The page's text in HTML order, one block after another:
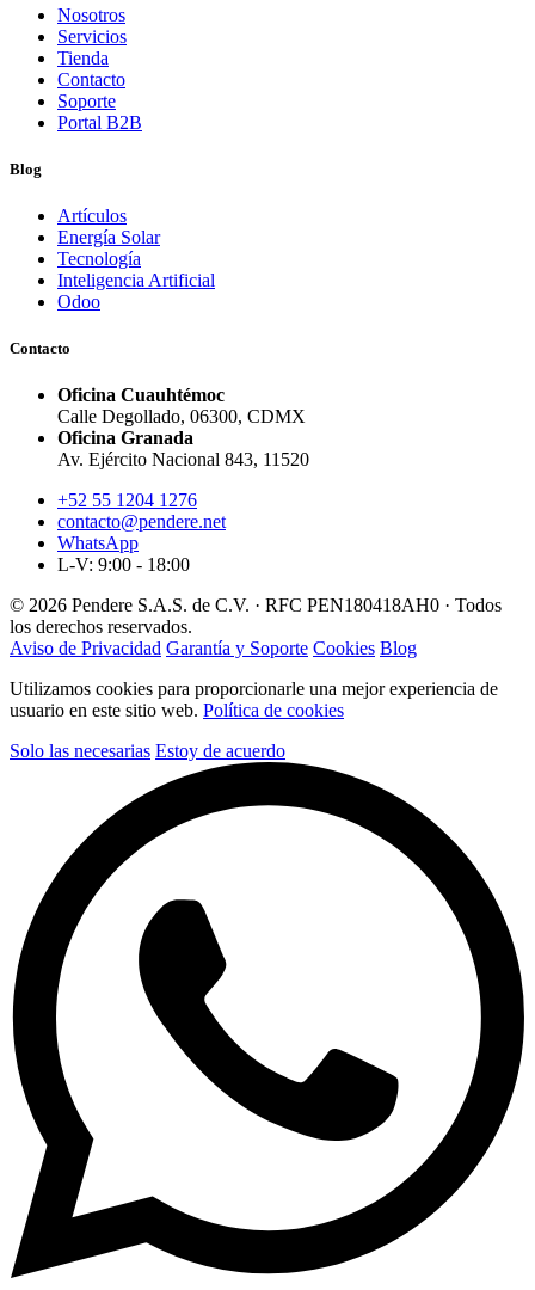
Nosotros
Servicios
Tienda
Contacto
Soporte
Portal B2B
Blog
Artículos
Energía Solar
Tecnología
Inteligencia Artificial
Odoo
Contacto
Oficina Cuauhtémoc
Calle Degollado, 06300, CDMX
Oficina Granada
Av. Ejército Nacional 843, 11520
+52 55 1204 1276
contacto@pendere.net
WhatsApp
L-V: 9:00 - 18:00
© 2026 Pendere S.A.S. de C.V. · RFC PEN180418AH0 · Todos
los derechos reservados.
Aviso de Privacidad Garantía y Soporte Cookies Blog
Utilizamos cookies para proporcionarle una mejor experiencia de
usuario en este sitio web. Política de cookies
Solo las necesarias Estoy de acuerdo